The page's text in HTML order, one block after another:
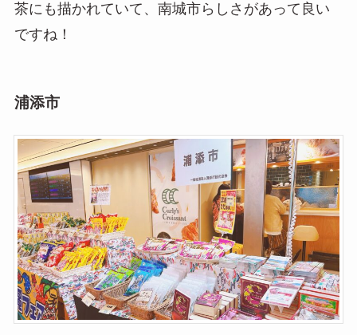
茶にも描かれていて、南城市らしさがあって良い
ですね！
浦添市